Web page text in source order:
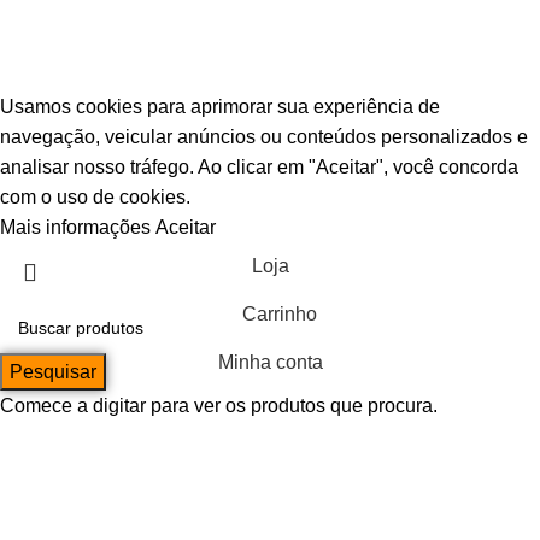
Usamos cookies para aprimorar sua experiência de
navegação, veicular anúncios ou conteúdos personalizados e
analisar nosso tráfego. Ao clicar em "Aceitar", você concorda
com o uso de cookies.
Mais informações Aceitar
Pesquisar
Comece a digitar para ver os produtos que procura.
Loja
Carrinho
Minha conta